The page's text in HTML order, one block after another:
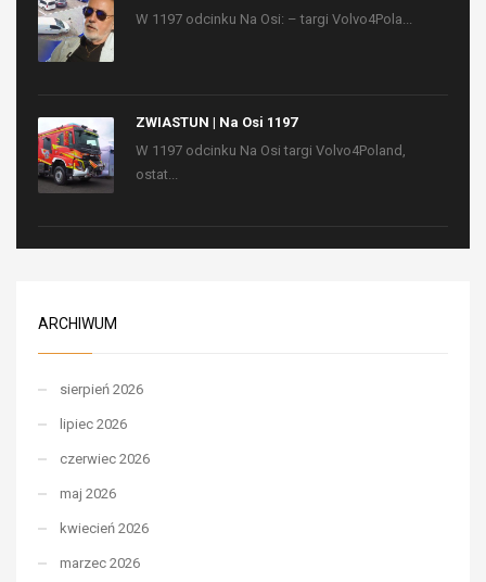
W 1197 odcinku Na Osi: – targi Volvo4Pola...
ZWIASTUN | Na Osi 1197
W 1197 odcinku Na Osi targi Volvo4Poland,
ostat...
ARCHIWUM
sierpień 2026
lipiec 2026
czerwiec 2026
maj 2026
kwiecień 2026
marzec 2026